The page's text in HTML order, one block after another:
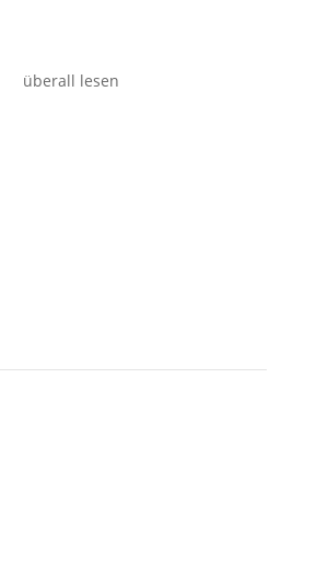
überall lesen